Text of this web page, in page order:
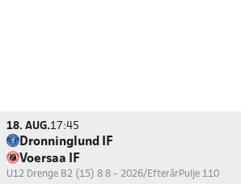
18. AUG.17:45
Dronninglund IF
Voersaa IF
U12 Drenge B2 (15) 8:8 - 2026/EfterårPulje 110